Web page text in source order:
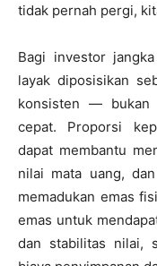
tidak pernah pergi,
Bagi investor
layak diposisikan
konsisten — bukan
cepat. Proporsi
dapat membantu
nilai mata uang,
memadukan emas
emas untuk
dan stabilitas nilai,